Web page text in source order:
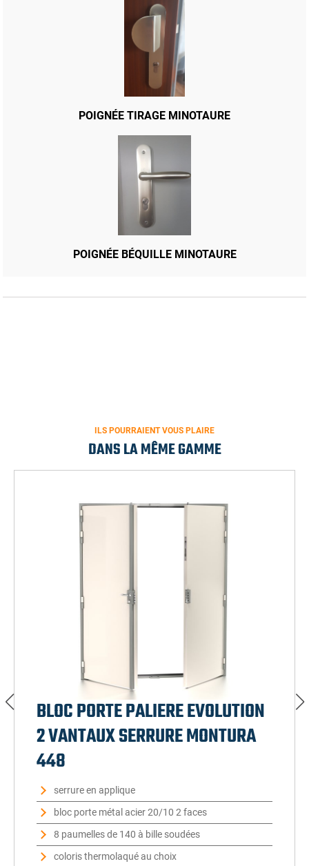
POIGNÉE TIRAGE MINOTAURE
POIGNÉE BÉQUILLE MINOTAURE
ILS POURRAIENT VOUS PLAIRE
DANS LA MÊME GAMME
BLOC PORTE PALIERE EVOLUTION
2 VANTAUX SERRURE MONTURA
448
serrure en applique
bloc porte métal acier 20/10 2 faces
8 paumelles de 140 à bille soudées
coloris thermolaqué au choix